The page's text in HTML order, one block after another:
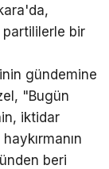
partililerle bir
gündemine
"Bugün
iktidar
beri